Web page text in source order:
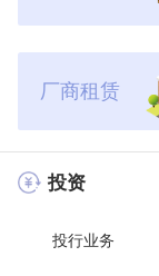
厂商租赁
投资
投行业务